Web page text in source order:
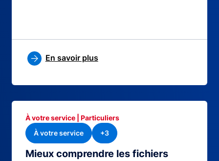
En savoir plus
Mieux comprendre les fichiers
À votre service | Particuliers
À votre service
+3